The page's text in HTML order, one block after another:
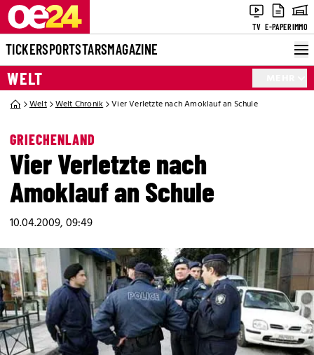
TV E-PAPERIMMO
TICKERSPORTSTARSMAGAZINE
WELT
Welt Welt Chronik Vier Verletzte nach Amoklauf an Schule
GRIECHENLAND
Vier Verletzte nach
Amoklauf an Schule
10.04.2009, 09:49